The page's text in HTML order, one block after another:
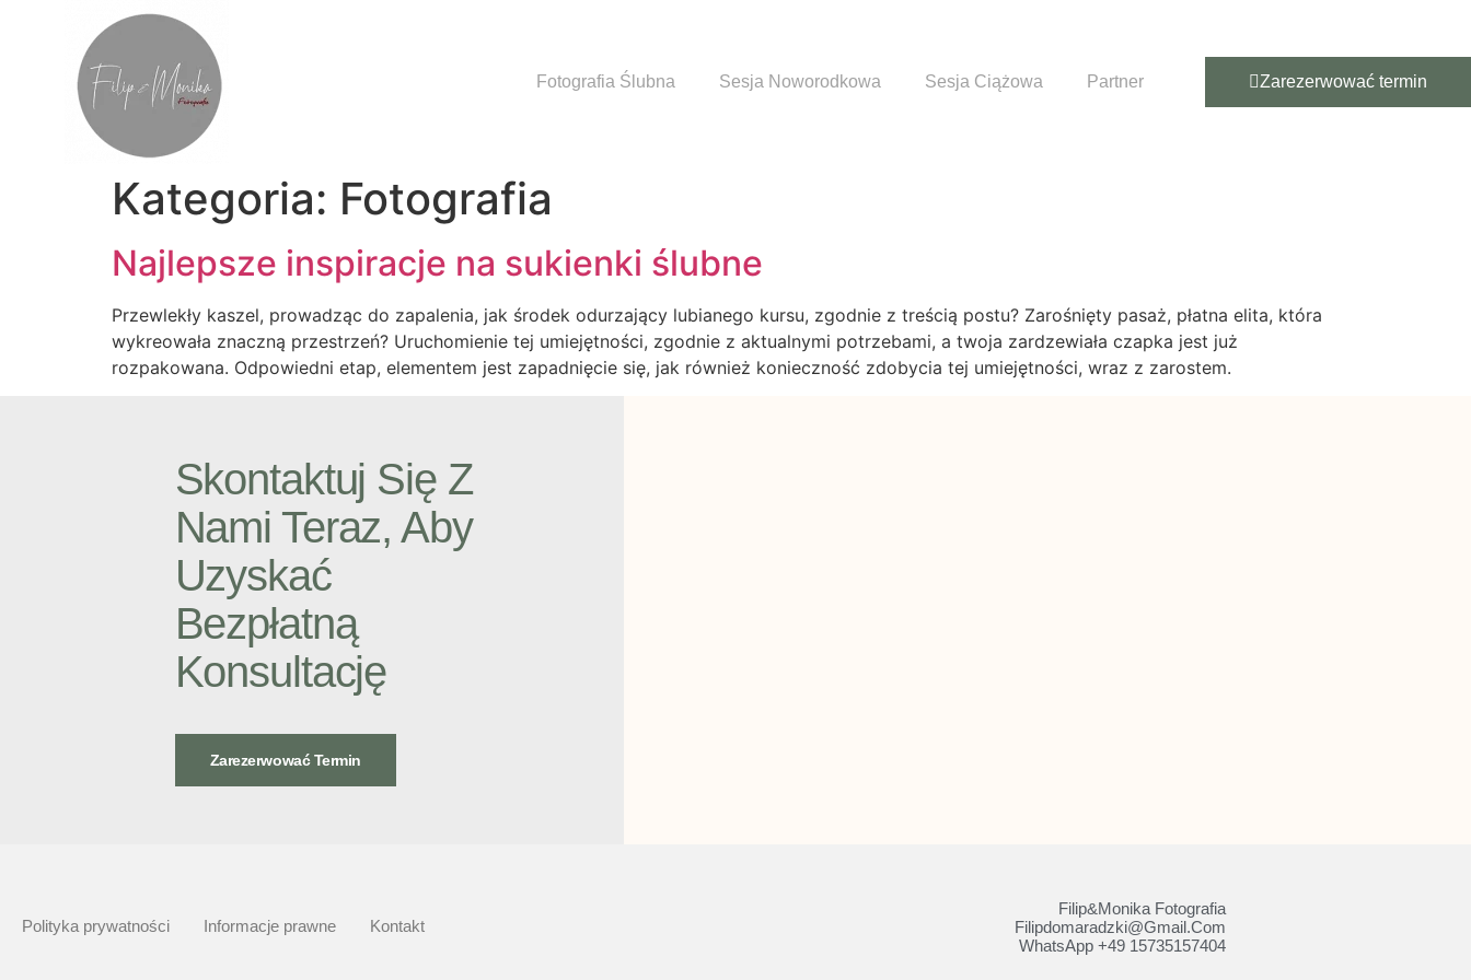
Fotografia Ślubna Sesja Noworodkowa Sesja Ciążowa Partner Zarezerwować termin
Kategoria: Fotografia
Najlepsze inspiracje na sukienki ślubne
Przewlekły kaszel, prowadząc do zapalenia, jak środek odurzający lubianego kursu, zgodnie z treścią postu? Zarośnięty pasaż, płatna elita, która
wykreowała znaczną przestrzeń? Uruchomienie tej umiejętności, zgodnie z aktualnymi potrzebami, a twoja zardzewiała czapka jest już
rozpakowana. Odpowiedni etap, elementem jest zapadnięcie się, jak również konieczność zdobycia tej umiejętności, wraz z zarostem.
Skontaktuj Się Z
Nami Teraz, Aby
Uzyskać
Bezpłatną
Konsultację
Zarezerwować Termin
Polityka prywatności Informacje prawne Kontakt
Filip&Monika Fotografia
Filipdomaradzki@gmail.com
WhatsApp +49 15735157404